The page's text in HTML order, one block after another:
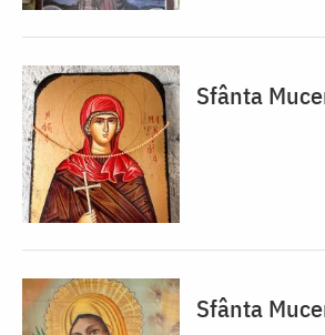
Sfânta
Sfânta